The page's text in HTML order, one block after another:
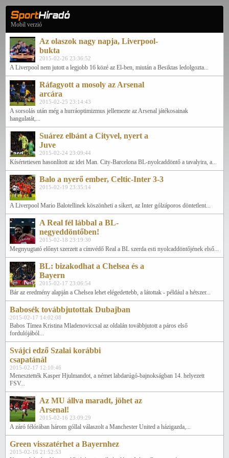
Mobil verzió
Az olaszok nagy napja, Liverpool-
bukta
2015-02-26 23:36:52
A Liverpool nem jutott a legjobb 16 közé az El-ben, miután a Besiktas ledolgozta...
Ráfagyott a mosoly az Arsenal
arcára
2015-02-25 23:14:43
A sorsolás után még a hurráoptimizmus jellemezte az Arsenal játékosainak
hangulatát,...
Suárez elbánt a Cityvel, nyert a
Juve
2015-02-24 23:09:44
Kísértetiesen hasonlított az idei Man. City-Barcelona BL-nyolcaddöntő a tavalyira, a...
Balo a nyerő ember, Celtic-Inter 3-3
2015-02-19 23:35:14
A Liverpool Mario Balotellinek köszönheti a sikert, az Inter gólzáporos döntetlent...
A Real fél lábbal a BL-
negyeddöntőben!
2015-02-18 23:19:30
Megnyugtató előnyt szerzett a címvédő Real a BL szerda esti nyolcaddöntőjének első...
BL: bizakodhat a Chelsea és a
Bayern
2015-02-17 23:06:54
Bár az eredmény alapján a Chelsea lehet elégedettebb, a látottak - például a hétszer...
Babosék továbbjutottak Dubajban
2015-02-17 14:02:08
Babos Tímea Kristina Mladenoviccsal az oldalán továbbjutott a páros első
fordulójából...
Svájci edző Szalai korábbi
csapatánál
2015-02-17 12:10:46
Menesztették Kasper Hjulmandot, a német labdarúgó-bajnokságban 14. helyezett
FSV...
Az MU állva maradt, jöhet az
Arsenal!
2015-02-16 23:09:29
A záró félórában három góllal válaszolt a Manchester United a házigazda,...
Green visszatérhet a Bayernhez
2015-02-16 21:52:53